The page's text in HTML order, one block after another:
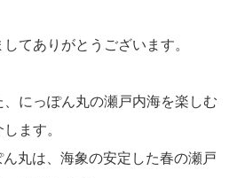
てありがとうございます。
にっぽん丸の瀬戸内海を楽しむ
ます。
丸は、海象の安定した春の瀬戸